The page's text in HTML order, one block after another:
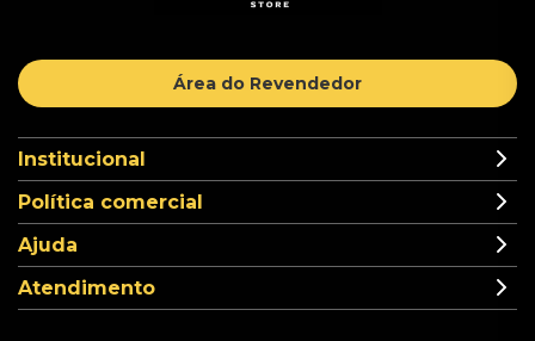
Área do Revendedor
Institucional
Política comercial
Ajuda
Atendimento